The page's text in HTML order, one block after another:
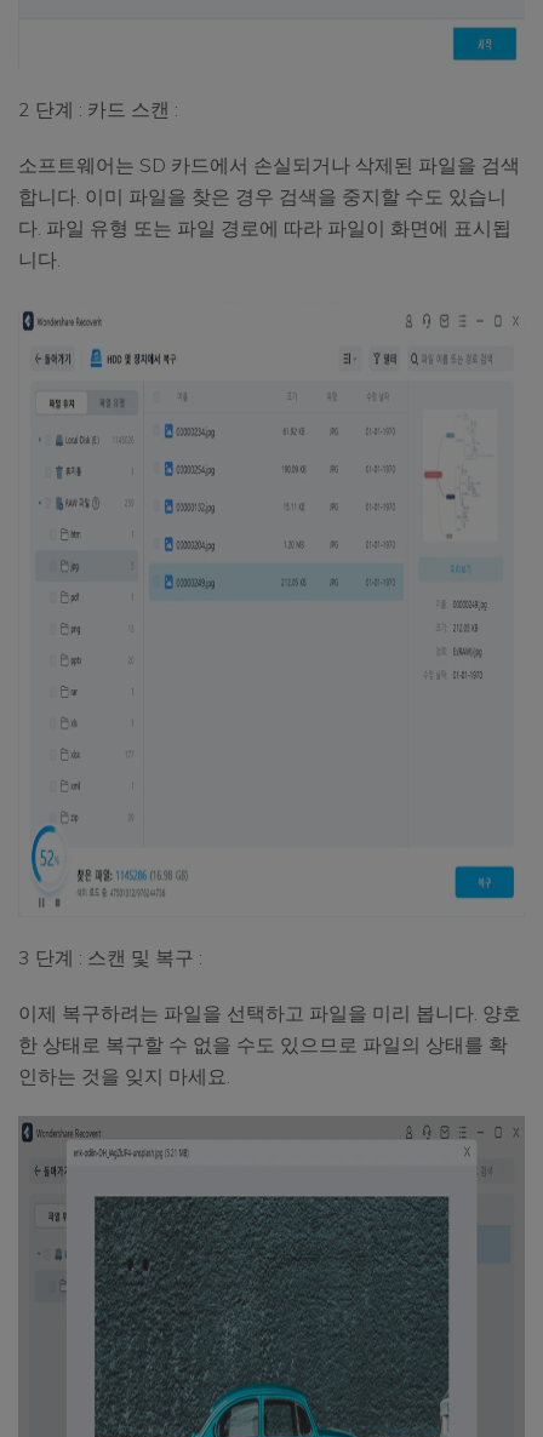
2 단계 : 카드 스캔 :
소프트웨어는 SD 카드에서 손실되거나 삭제된 파일을 검색
합니다. 이미 파일을 찾은 경우 검색을 중지할 수도 있습니
다. 파일 유형 또는 파일 경로에 따라 파일이 화면에 표시됩
니다.
3 단계 : 스캔 및 복구 :
이제 복구하려는 파일을 선택하고 파일을 미리 봅니다. 양호
한 상태로 복구할 수 없을 수도 있으므로 파일의 상태를 확
인하는 것을 잊지 마세요.